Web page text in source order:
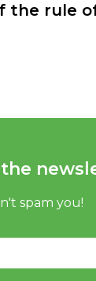
the rule
spam you!